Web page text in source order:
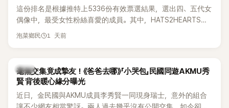
這份排名是根據推特上5336份有效票選結果，選出四、五代女
偶像中，最受女性粉絲喜愛的成員。其中，HATS2HEARTS成
員包攬了前三名，展現了她們在女性社群中的高人氣。
泡菜鄉民 1 天前
韓星
毫無交集竟成摯友！《爸爸去哪》「小哭包」民國同遊AKMU秀
賢 背後暖心緣分曝光
近日，金民國與AKMU成員李秀賢一同現身瑞士，意外的組合